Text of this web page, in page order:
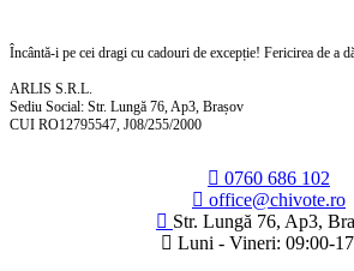
Încântă-i pe cei dragi cu cadouri de excepție! Fericirea de a
ARLIS S.R.L.
Sediu Social: Str. Lungă 76, Ap3, Brașov
CUI RO12795547, J08/255/2000
0760 686 102
office@chivote.ro
Str. Lungă 76, Ap3,
Luni - Vineri: 09:00-